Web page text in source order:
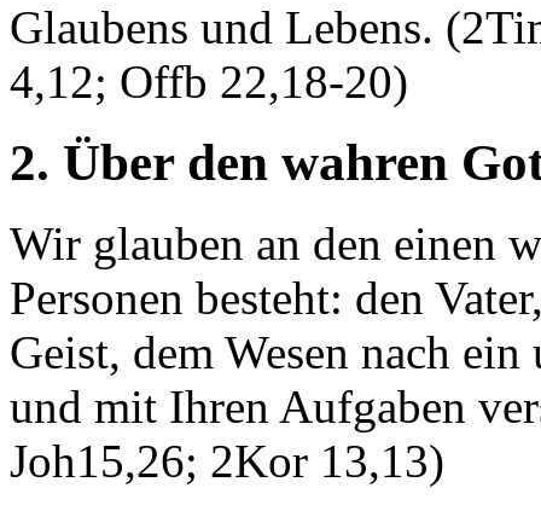
Glaubens und Lebens.
4,12; Offb 22,18-20)
2. Über den wahren
Wir glauben an den einen
Personen besteht: den
Geist, dem Wesen nach
und mit Ihren Aufgaben
Joh15,26; 2Kor 13,13)